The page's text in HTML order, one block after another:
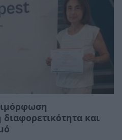
και